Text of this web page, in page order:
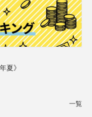
夏》
一覧